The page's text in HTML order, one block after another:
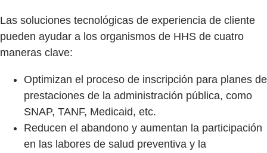
Las soluciones tecnológicas de experiencia de cliente
pueden ayudar a los organismos de HHS de cuatro
maneras clave:
Optimizan el proceso de inscripción para planes de
prestaciones de la administración pública, como
SNAP, TANF, Medicaid, etc.
Reducen el abandono y aumentan la participación
en las labores de salud preventiva y la